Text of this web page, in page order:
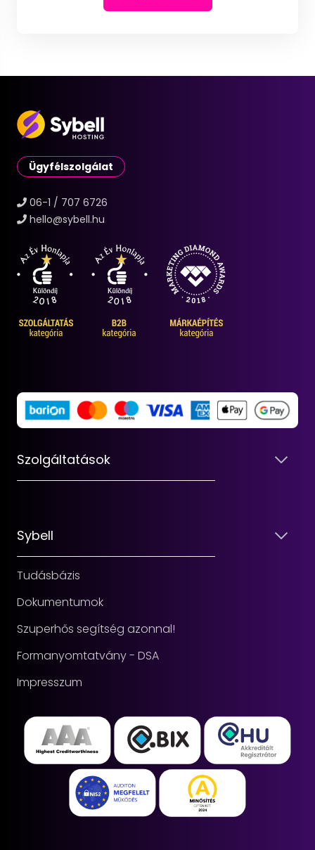
Ügyfélszolgálat
06-1 / 707 6726
hello@sybell.hu
Szolgáltatások
Sybell
Tudásbázis
Dokumentumok
Szuperhős segítség azonnal!
Formanyomtatvány - DSA
Impresszum